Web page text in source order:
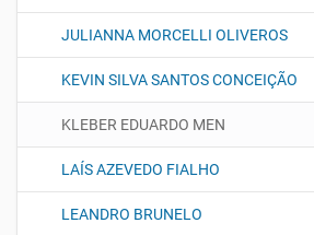
JULIANNA MORCELLI OLIVEROS
KEVIN SILVA SANTOS CONCEIÇÃO
KLEBER EDUARDO MEN
LAÍS AZEVEDO FIALHO
LEANDRO BRUNELO